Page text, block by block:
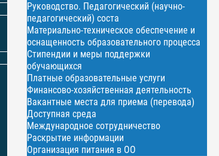
Руководство. Педагогический (научно-
педагогический) соста
Материально-техническое обеспечение и
оснащенность образовательного процесса
Стипендии и меры поддержки
обучающихся
Платные образовательные услуги
Финансово-хозяйственная деятельность
Вакантные места для приема (перевода)
Доступная среда
Международное сотрудничество
Раскрытие информации
Организация питания в ОО